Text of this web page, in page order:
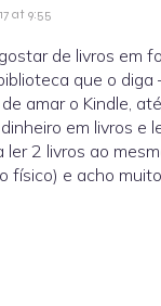
at 9:55
de livros em
que o diga
amar o Kindle,
em livros e
ler 2 livros ao
físico) e acho